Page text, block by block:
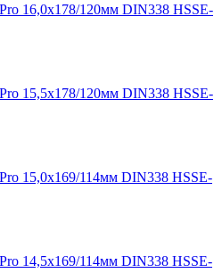
16,0x178/120мм DIN338 HSSE-
15,5x178/120мм DIN338 HSSE-
15,0x169/114мм DIN338 HSSE-
14,5x169/114мм DIN338 HSSE-